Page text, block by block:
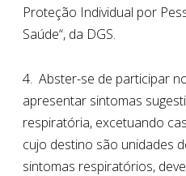
Proteção Individual por
Saúde“, da DGS.
4. Abster-se de participar
apresentar sintomas
respiratória, excetuando
cujo destino são unidades
sintomas respiratórios,